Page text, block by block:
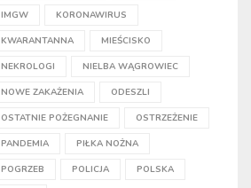
IMGW KORONAWIRUS
KWARANTANNA MIEŚCISKO
NEKROLOGI NIELBA WĄGROWIEC
NOWE ZAKAŻENIA ODESZLI
OSTATNIE POŻEGNANIE OSTRZEŻENIE
PANDEMIA PIŁKA NOŻNA
POGRZEB POLICJA POLSKA